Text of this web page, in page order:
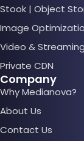
Stook | Object
Image
Video & Streaming
Private CDN
Company
Why Medianova?
About Us
Contact Us